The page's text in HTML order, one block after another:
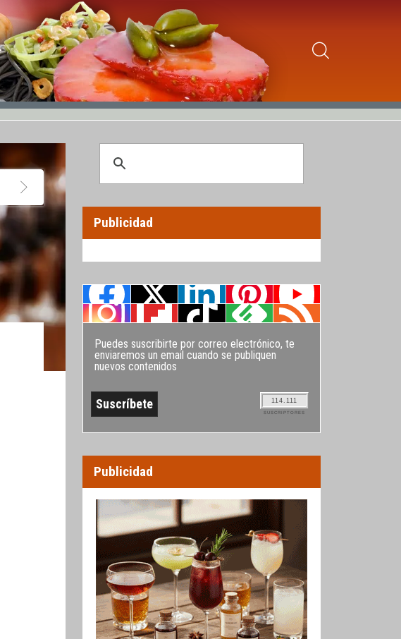
Publicidad
Puedes suscribirte por correo electrónico, te
enviaremos un email cuando se publiquen
nuevos contenidos
114.111
SUSCRIPTORES
Publicidad